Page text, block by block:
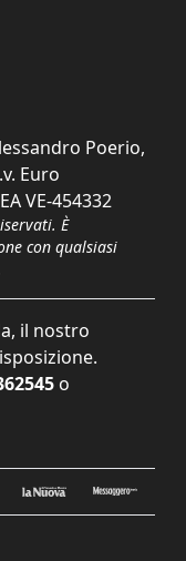
Poerio,
Euro
VE-454332
È
con qualsiasi
il nostro
o